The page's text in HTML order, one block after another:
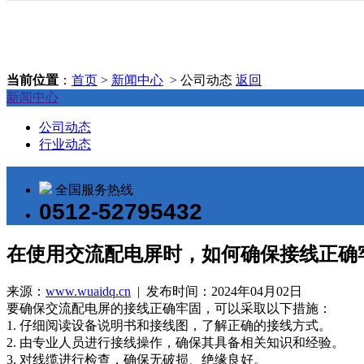
当前位置 ： 首页 > 新闻中心 > 公司动态 返回
新闻中心
公司动态
行业动态
全国服务热线
0512-52795432
在使用交流配电屏时，如何确保接线正确
来源： www.wuaidq.cn | 发布时间：2024年04月02日
要确保交流配电屏的接线正确牢固，可以采取以下措施：
1. 仔细阅读设备说明书和接线图，了解正确的接线方式。
2. 由专业人员进行接线操作，确保其具备相关知识和经验。
3. 对线缆进行检查，确保无破损、绝缘良好。